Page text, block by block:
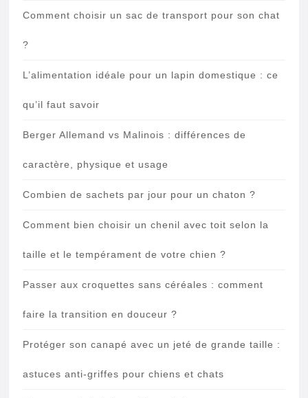
Comment choisir un sac de transport pour son chat
?
L’alimentation idéale pour un lapin domestique : ce
qu’il faut savoir
Berger Allemand vs Malinois : différences de
caractère, physique et usage
Combien de sachets par jour pour un chaton ?
Comment bien choisir un chenil avec toit selon la
taille et le tempérament de votre chien ?
Passer aux croquettes sans céréales : comment
faire la transition en douceur ?
Protéger son canapé avec un jeté de grande taille :
astuces anti-griffes pour chiens et chats